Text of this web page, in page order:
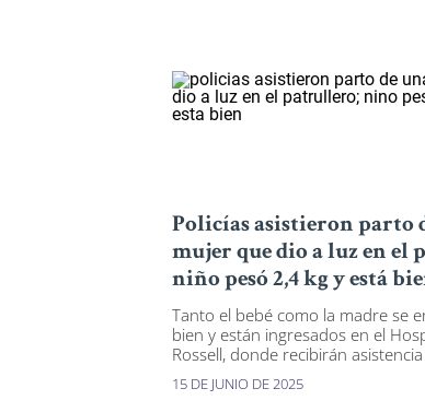
Policías asistieron parto
mujer que dio a luz en el
niño pesó 2,4 kg y está
Tanto el bebé como la madre se
bien y están ingresados en el
Rossell, donde recibirán
15 DE JUNIO DE 2025